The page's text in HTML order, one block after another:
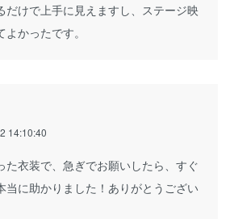
だけで上手に見えますし、ステージ映
かったです。
14:10:40
た衣装で、急ぎでお願いしたら、すぐ
当に助かりました！ありがとうござい